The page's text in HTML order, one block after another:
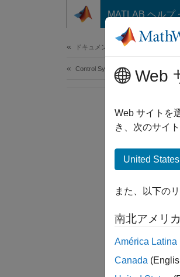
コンテンツへスキップ
MATLAB ヘルプ
ドキュメンテーションのホーム
Control Systems Web
Web サイトを
き、次のサイ
United States
また、以下の
南北アメリカ
América Latina
Canada